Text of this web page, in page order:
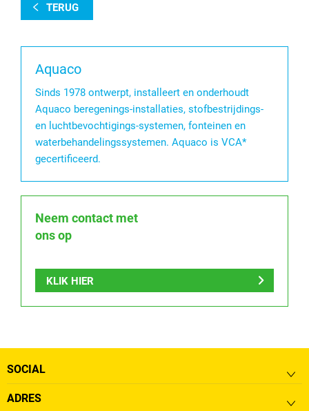
TERUG
Aquaco
Sinds 1978 ontwerpt, installeert en onderhoudt
Aquaco beregenings-installaties, stofbestrijdings-
en luchtbevochtigings-systemen, fonteinen en
waterbehandelingssystemen. Aquaco is VCA*
gecertificeerd.
Neem contact met
ons op
KLIK HIER
SOCIAL
ADRES